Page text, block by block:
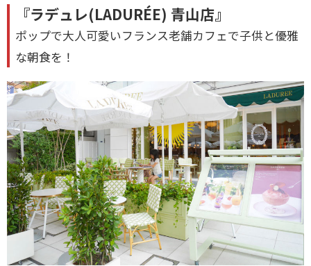
『ラデュレ(LADURÉE) 青山店』
ポップで大人可愛いフランス老舗カフェで子供と優雅
な朝食を！